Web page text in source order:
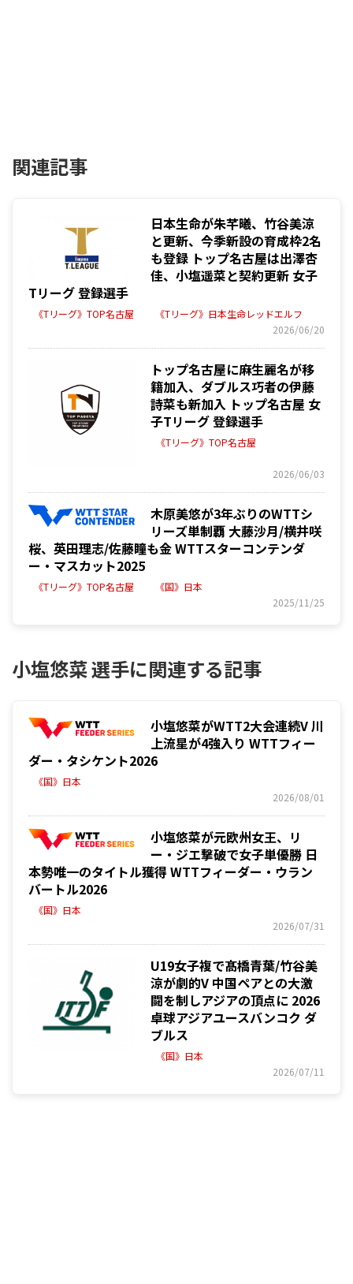
関連記事
日本生命が朱芊曦、竹谷美涼
と更新、今季新設の育成枠2名
も登録 トップ名古屋は出澤杏
佳、小塩遥菜と契約更新 女子
Tリーグ 登録選手
《Tリーグ》TOP名古屋
《Tリーグ》日本生命レッドエルフ
2026/06/20
トップ名古屋に麻生麗名が移
籍加入、ダブルス巧者の伊藤
詩菜も新加入 トップ名古屋 女
子Tリーグ 登録選手
《Tリーグ》TOP名古屋
2026/06/03
木原美悠が3年ぶりのWTTシ
リーズ単制覇 大藤沙月/横井咲
桜、英田理志/佐藤瞳も金 WTTスターコンテンダ
ー・マスカット2025
《Tリーグ》TOP名古屋
《国》日本
2025/11/25
小塩悠菜 選手に関連する記事
小塩悠菜がWTT2大会連続V 川
上流星が4強入り WTTフィー
ダー・タシケント2026
《国》日本
2026/08/01
小塩悠菜が元欧州女王、リ
ー・ジエ撃破で女子単優勝 日
本勢唯一のタイトル獲得 WTTフィーダー・ウラン
バートル2026
《国》日本
2026/07/31
U19女子複で髙橋青葉/竹谷美
涼が劇的V 中国ペアとの大激
闘を制しアジアの頂点に 2026
卓球アジアユースバンコク ダ
ブルス
《国》日本
2026/07/11